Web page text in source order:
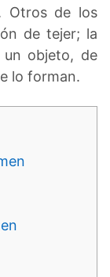
Otros de los
de tejer; la
un objeto, de
lo forman.